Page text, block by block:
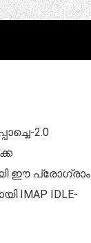
2.0
ഈ പ്രോഗ്രാം
IDLE-